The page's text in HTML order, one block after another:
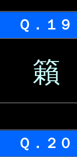
Ｑ．１９
籟
Ｑ．２０